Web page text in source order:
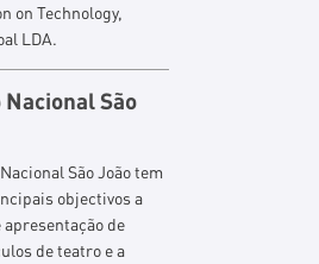
on Technology,
LDA.
São
São João tem
objectivos a
apresentação de
de teatro e a